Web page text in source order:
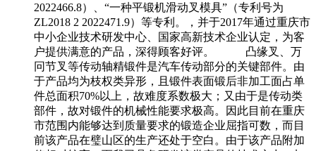
2022466.8）、“一种平锻机滑动叉模具”（专利号为
ZL2018 2 2022471.9）等专利。，并于2017年通过重庆市
中小企业技术研发中心、国家高新技术企业认定，为客
户提供满意的产品，深得顾客好评。 凸缘叉、万
冋节叉等传动轴精锻件是汽车传动部分的关键部件。由
于产品均为枝权类异形，且锻件表面锻后非加工面占单
件总面积70%以上，故难度系数极大；又由于是传动类
部件，故对锻件的机械性能要求极高。因此目前在重庆
市范围内能够达到质量要求的锻造企业屈指可数，而目
前该产品在璧山区的生产还处于空白。由于该产品附加